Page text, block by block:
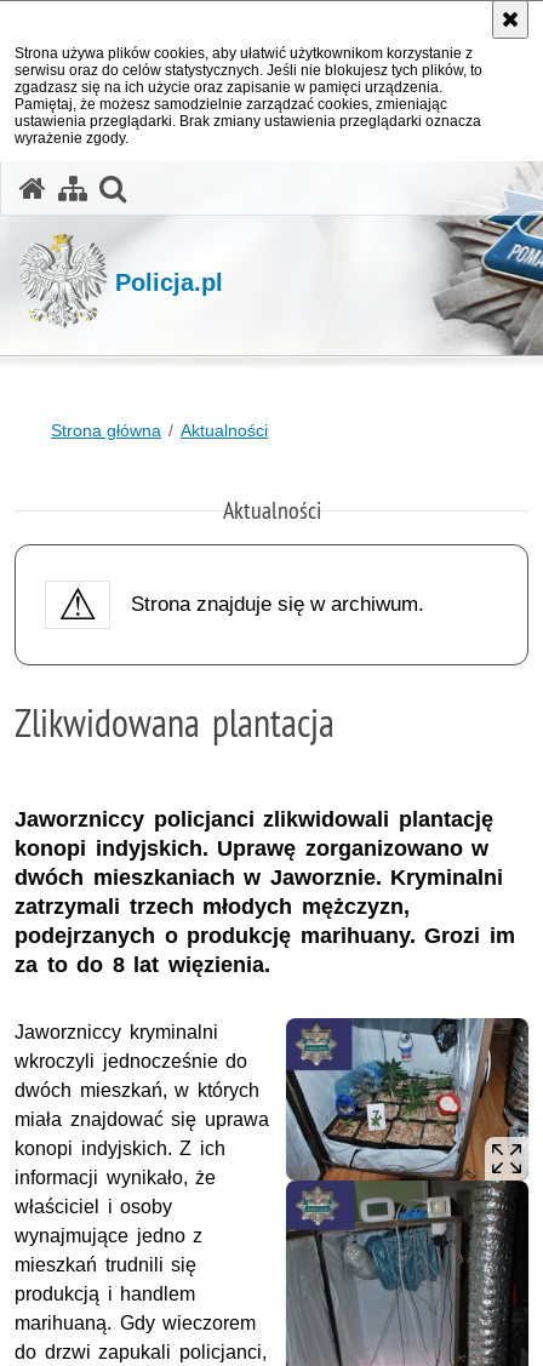
Strona używa plików cookies, aby ułatwić użytkownikom korzystanie z
serwisu oraz do celów statystycznych. Jeśli nie blokujesz tych plików, to
zgadzasz się na ich użycie oraz zapisanie w pamięci urządzenia.
Pamiętaj, że możesz samodzielnie zarządzać cookies, zmieniając
ustawienia przeglądarki. Brak zmiany ustawienia przeglądarki oznacza
wyrażenie zgody.
Policja.pl
Strona główna Aktualności
Aktualności
Strona znajduje się w archiwum.
Zlikwidowana plantacja
Jaworzniccy policjanci zlikwidowali plantację
konopi indyjskich. Uprawę zorganizowano w
dwóch mieszkaniach w Jaworznie. Kryminalni
zatrzymali trzech młodych mężczyzn,
podejrzanych o produkcję marihuany. Grozi im
za to do 8 lat więzienia.
Jaworzniccy kryminalni
wkroczyli jednocześnie do
dwóch mieszkań, w których
miała znajdować się uprawa
konopi indyjskich. Z ich
informacji wynikało, że
właściciel i osoby
wynajmujące jedno z
mieszkań trudnili się
produkcją i handlem
marihuaną. Gdy wieczorem
do drzwi zapukali policjanci,